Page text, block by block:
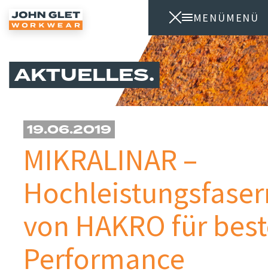
MENÜ
MENÜ
AKTUELLES
MIKRALINAR –
von HAKRO für
Performance
19.06.2019